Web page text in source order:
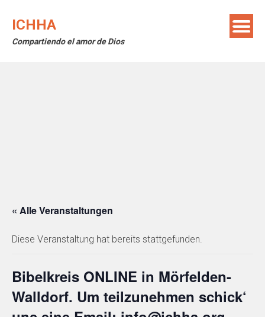
ICHHA
Compartiendo el amor de Dios
« Alle Veranstaltungen
Diese Veranstaltung hat bereits stattgefunden.
Bibelkreis ONLINE in Mörfelden-
Walldorf. Um teilzunehmen schick‘